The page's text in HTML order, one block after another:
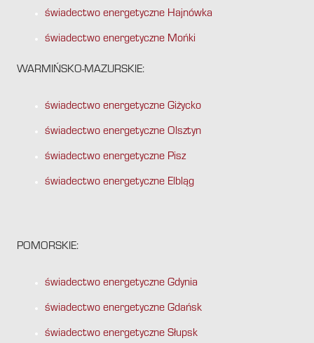
świadectwo energetyczne Hajnówka
świadectwo energetyczne Mońki
WARMIŃSKO-MAZURSKIE:
świadectwo energetyczne Giżycko
świadectwo energetyczne Olsztyn
świadectwo energetyczne Pisz
świadectwo energetyczne Elbląg
POMORSKIE:
świadectwo energetyczne Gdynia
świadectwo energetyczne Gdańsk
świadectwo energetyczne Słupsk